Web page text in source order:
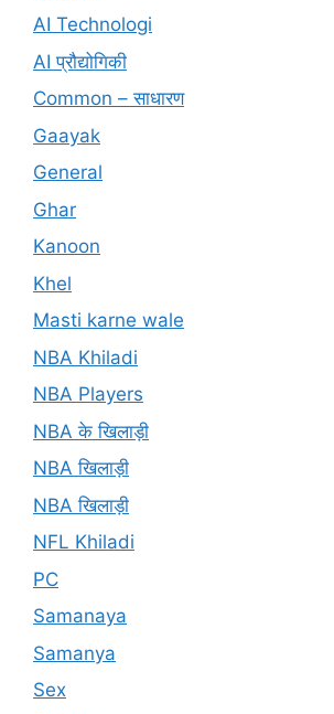
AI Technologi
AI प्रौद्योगिकी
Common – साधारण
Gaayak
General
Ghar
Kanoon
Khel
Masti karne wale
NBA Khiladi
NBA Players
NBA के खिलाड़ी
NBA खिलाड़ी
NBA खिलाड़ी
NFL Khiladi
PC
Samanaya
Samanya
Sex